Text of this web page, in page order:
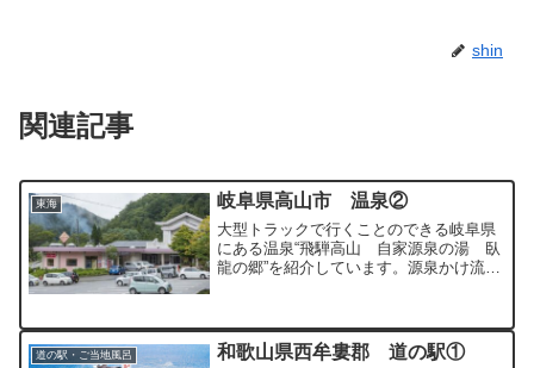
shin
関連記事
東海 岐阜県高山市 温泉②
大型トラックで行くことのできる岐阜県
にある温泉“飛騨高山 自家源泉の湯 臥
龍の郷”を紹介しています。源泉かけ流し
道の駅・ご当地風呂 和歌山県西牟婁郡 道の駅①